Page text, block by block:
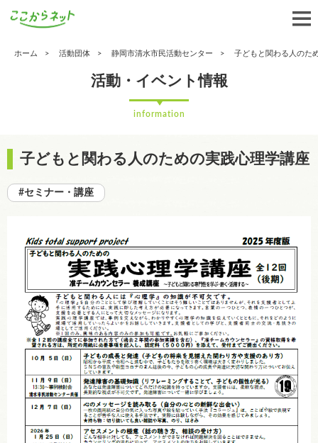
ホーム 活動団体 静岡市清水市民活動センター 子どもと関わる人のた
活動・イベント情報
information
子どもと関わる人のための実践心理学講座
#セミナー・講座